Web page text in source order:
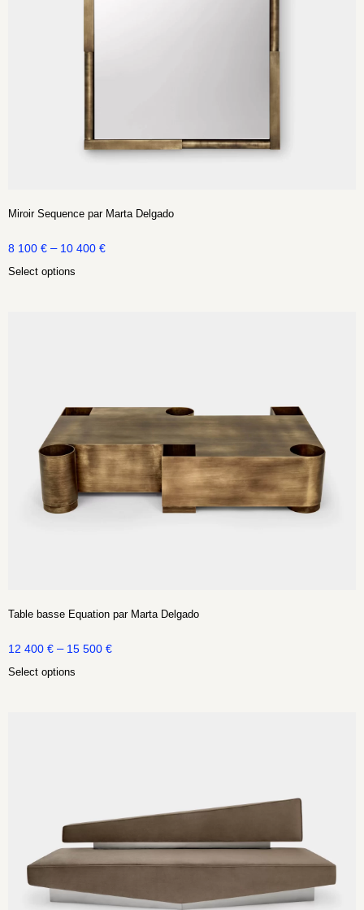
Miroir Sequence par Marta Delgado
8 100 € – 10 400 €
Select options
Table basse Equation par Marta Delgado
12 400 € – 15 500 €
Select options